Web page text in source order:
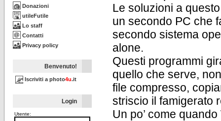
Donazioni
utileFutile
Lo staff
Contatti
Privacy policy
Benvenuto!
Iscriviti a photo4u.it
Login
Utente:
Le soluzioni a
un secondo PC che
secondo sistema
alone.
Questi programmi
quello che serve,
file compresso,
striscio il famigerato
Un po’ come